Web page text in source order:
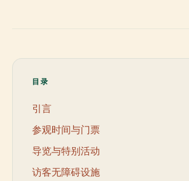
目录
引言
参观时间与门票
导览与特别活动
访客无障碍设施